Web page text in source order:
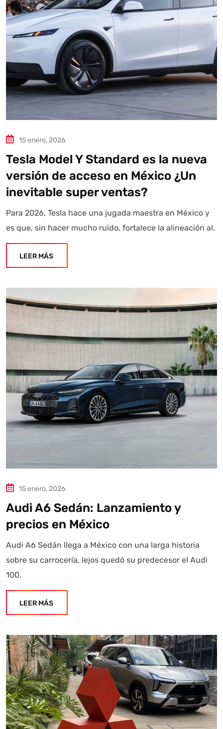
15 enero, 2026
Tesla Model Y Standard es la nueva
versión de acceso en México ¿Un
inevitable super ventas?
Para 2026, Tesla hace una jugada maestra en México y
es que, sin hacer mucho ruido, fortalece la alineación al.
LEER MÁS
15 enero, 2026
Audi A6 Sedán: Lanzamiento y
precios en México
Audi A6 Sedán llega a México con una larga historia
sobre su carrocería, lejos quedó su predecesor el Audi
100.
LEER MÁS
Autoanalítica IA
Estoy aquí para encontrar lo que necesitas. ¿Qué estás
buscando? "Este asistente con IA (OpenAI) ofrece
información referencial que puede contener errores.
Asistente con IA en desarrollo. Autoanalítica optimiza
diariamente su exactitud."